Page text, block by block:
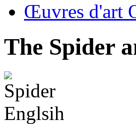
Œuvres d'art
The Spider